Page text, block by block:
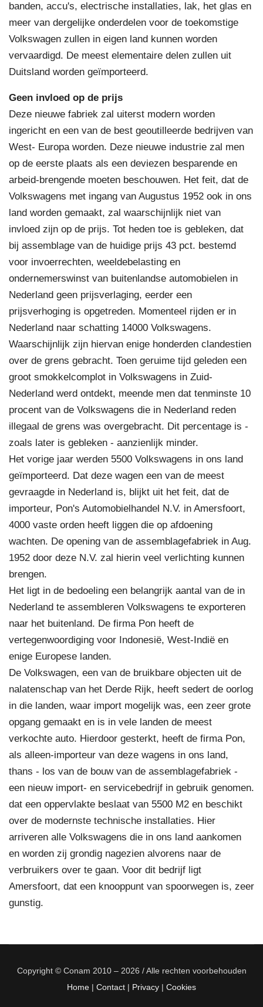
banden, accu's, electrische installaties, lak, het glas en
meer van dergelijke onderdelen voor de toekomstige
Volkswagen zullen in eigen land kunnen worden
vervaardigd. De meest elementaire delen zullen uit
Duitsland worden geïmporteerd.
Geen invloed op de prijs
Deze nieuwe fabriek zal uiterst modern worden
ingericht en een van de best geoutilleerde bedrijven van
West- Europa worden. Deze nieuwe industrie zal men
op de eerste plaats als een deviezen besparende en
arbeid-brengende moeten beschouwen. Het feit, dat de
Volkswagens met ingang van Augustus 1952 ook in ons
land worden gemaakt, zal waarschijnlijk niet van
invloed zijn op de prijs. Tot heden toe is gebleken, dat
bij assemblage van de huidige prijs 43 pct. bestemd
voor invoerrechten, weeldebelasting en
ondernemerswinst van buitenlandse automobielen in
Nederland geen prijsverlaging, eerder een
prijsverhoging is opgetreden. Momenteel rijden er in
Nederland naar schatting 14000 Volkswagens.
Waarschijnlijk zijn hiervan enige honderden clandestien
over de grens gebracht. Toen geruime tijd geleden een
groot smokkelcomplot in Volkswagens in Zuid-
Nederland werd ontdekt, meende men dat tenminste 10
procent van de Volkswagens die in Nederland reden
illegaal de grens was overgebracht. Dit percentage is -
zoals later is gebleken - aanzienlijk minder.
Het vorige jaar werden 5500 Volkswagens in ons land
geïmporteerd. Dat deze wagen een van de meest
gevraagde in Nederland is, blijkt uit het feit, dat de
importeur, Pon's Automobielhandel N.V. in Amersfoort,
4000 vaste orden heeft liggen die op afdoening
wachten. De opening van de assemblagefabriek in Aug.
1952 door deze N.V. zal hierin veel verlichting kunnen
brengen.
Het ligt in de bedoeling een belangrijk aantal van de in
Nederland te assembleren Volkswagens te exporteren
naar het buitenland. De firma Pon heeft de
vertegenwoordiging voor Indonesië, West-Indië en
enige Europese landen.
De Volkswagen, een van de bruikbare objecten uit de
nalatenschap van het Derde Rijk, heeft sedert de oorlog
in die landen, waar import mogelijk was, een zeer grote
opgang gemaakt en is in vele landen de meest
verkochte auto. Hierdoor gesterkt, heeft de firma Pon,
als alleen-importeur van deze wagens in ons land,
thans - los van de bouw van de assemblagefabriek -
een nieuw import- en servicebedrijf in gebruik genomen.
dat een oppervlakte beslaat van 5500 M2 en beschikt
over de modernste technische installaties. Hier
arriveren alle Volkswagens die in ons land aankomen
en worden zij grondig nagezien alvorens naar de
verbruikers over te gaan. Voor dit bedrijf ligt
Amersfoort, dat een knooppunt van spoorwegen is, zeer
gunstig.
Copyright © Conam 2010 – 2026 / Alle rechten voorbehouden
Home | Contact | Privacy | Cookies